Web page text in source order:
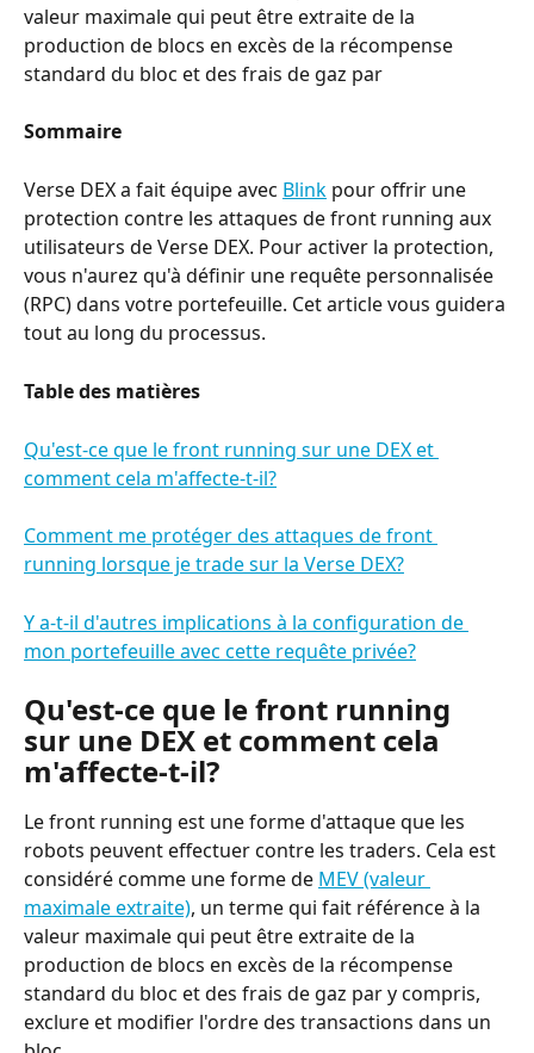
valeur maximale qui peut être extraite de la
production de blocs en excès de la récompense
standard du bloc et des frais de gaz par
Sommaire
Verse DEX a fait équipe avec Blink pour offrir une
protection contre les attaques de front running aux
utilisateurs de Verse DEX. Pour activer la protection,
vous n'aurez qu'à définir une requête personnalisée
(RPC) dans votre portefeuille. Cet article vous guidera
tout au long du processus.
Table des matières
Qu'est-ce que le front running sur une DEX et
comment cela m'affecte-t-il?
Comment me protéger des attaques de front
running lorsque je trade sur la Verse DEX?
Y a-t-il d'autres implications à la configuration de
mon portefeuille avec cette requête privée?
Qu'est-ce que le front running
sur une DEX et comment cela
m'affecte-t-il?
Le front running est une forme d'attaque que les
robots peuvent effectuer contre les traders. Cela est
considéré comme une forme de MEV (valeur
maximale extraite), un terme qui fait référence à la
valeur maximale qui peut être extraite de la
production de blocs en excès de la récompense
standard du bloc et des frais de gaz par y compris,
exclure et modifier l'ordre des transactions dans un